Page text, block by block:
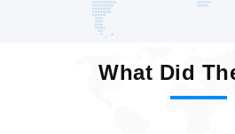
What Did